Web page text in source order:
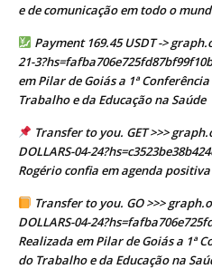
e de comunicação em todo o
Payment 169.45 USDT ->
21-
em Pilar de Goiás a 1ª
Trabalho e da Educação na Saúde
Transfer to you. GET >>>
DOLLARS-04-
Rogério confia em agenda
Transfer to you. GO >>>
DOLLARS-04-
Realizada em Pilar de Goiás a 1ª
do Trabalho e da Educação na